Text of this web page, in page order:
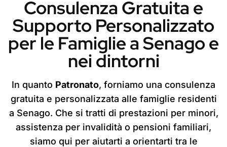
Consulenza Gratuita e
Supporto Personalizzato
per le Famiglie a Senago e
nei dintorni
In quanto Patronato, forniamo una consulenza
gratuita e personalizzata alle famiglie residenti
a Senago. Che si tratti di prestazioni per minori,
assistenza per invalidità o pensioni familiari,
siamo qui per aiutarti a orientarti tra le